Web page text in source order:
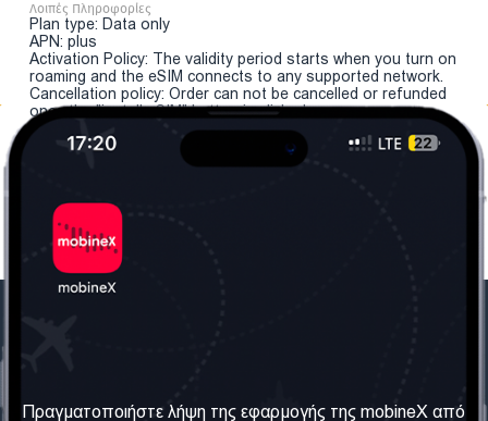
Λοιπές Πληροφορίες
Plan type: Data only
APN: plus
Activation Policy: The validity period starts when you turn on
roaming and the eSIM connects to any supported network.
Cancellation policy: Order can not be cancelled or refunded
once the "install eSIM" button is clicked.
Σχετικά με εμάς
Όροι & Προϋποθέσεις
Πραγματοποιήστε λήψη της εφαρμογής της mobineX από